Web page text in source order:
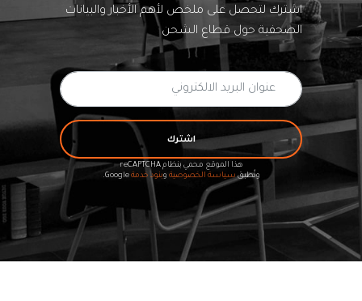
اشترك لتحصل على ملخص لأهم الأخبار والبيانات
الصحفية حول قطاع الشحن
اشترك
هذا الموقع محمي بنظام reCAPTCHA
وتُطبقسياسة الخصوصية وبنود خدمةGoogle.